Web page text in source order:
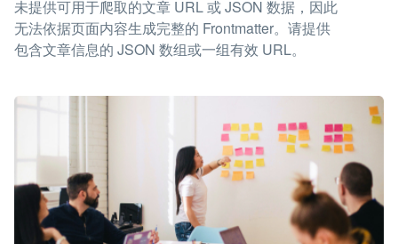
未提供可用于爬取的文章 URL 或 JSON 数据，因此
无法依据页面内容生成完整的 Frontmatter。请提供
包含文章信息的 JSON 数组或一组有效 URL。